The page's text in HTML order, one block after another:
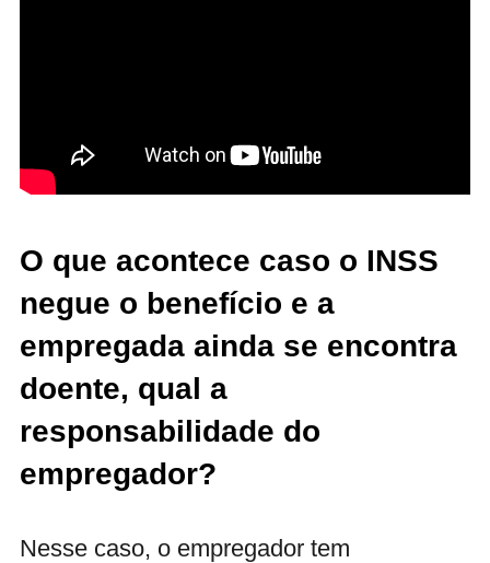
O que acontece caso o INSS
negue o benefício e a
empregada ainda se encontra
doente, qual a
responsabilidade do
empregador?
Nesse caso, o empregador tem